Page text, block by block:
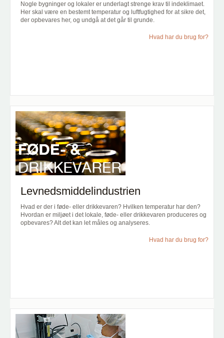
Nogle bygninger og lokaler er underlagt strenge krav til indeklimaet.
Her skal være en bestemt temperatur og luftfugtighed for at sikre det,
der opbevares her, og undgå at det går til grunde.
Hvad har du brug for?
Levnedsmiddelindustrien
Hvad er der i føde- eller drikkevaren? Hvilken temperatur har den?
Hvordan er miljøet i det lokale, føde- eller drikkevaren produceres og
opbevares? Alt det kan let måles og analyseres.
Hvad har du brug for?